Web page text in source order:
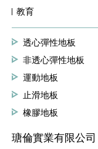
教育
透心彈性地板
非透心彈性地板
運動地板
止滑地板
橡膠地板
瑭倫實業有限公司